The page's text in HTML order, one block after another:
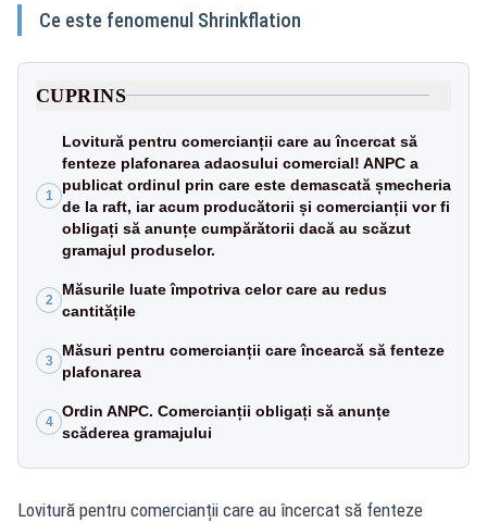
Ce este fenomenul Shrinkflation
CUPRINS
1
Lovitură pentru comercianții care au încercat să
fenteze plafonarea adaosului comercial! ANPC a
publicat ordinul prin care este demascată șmecheria
de la raft, iar acum producătorii și comercianții vor fi
obligați să anunțe cumpărătorii dacă au scăzut
gramajul produselor.
2
Măsurile luate împotriva celor care au redus
cantitățile
3
Măsuri pentru comercianții care încearcă să fenteze
plafonarea
4
Ordin ANPC. Comercianții obligați să anunțe
scăderea gramajului
Lovitură pentru comercianții care au încercat să fenteze